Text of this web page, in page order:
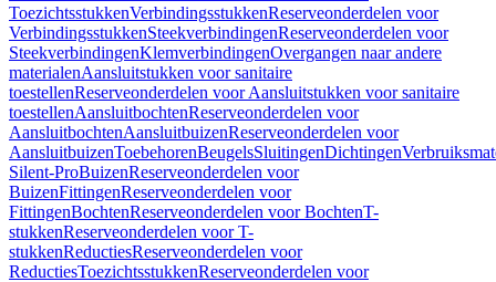
ToezichtsstukkenVerbindingsstukkenReserveonderdelen voor
VerbindingsstukkenSteekverbindingenReserveonderdelen voor
SteekverbindingenKlemverbindingenOvergangen naar andere
materialenAansluitstukken voor sanitaire
toestellenReserveonderdelen voor Aansluitstukken voor sanitaire
toestellenAansluitbochtenReserveonderdelen voor
AansluitbochtenAansluitbuizenReserveonderdelen voor
AansluitbuizenToebehorenBeugelsSluitingenDichtingen
Silent-ProBuizenReserveonderdelen voor
BuizenFittingenReserveonderdelen voor
FittingenBochtenReserveonderdelen voor BochtenT-
stukkenReserveonderdelen voor T-
stukkenReductiesReserveonderdelen voor
ReductiesToezichtsstukkenReserveonderdelen voor